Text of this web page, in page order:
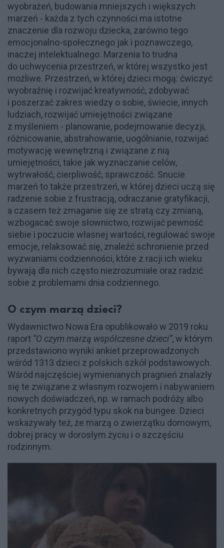
wyobrażeń, budowania mniejszych i większych
marzeń - każda z tych czynności ma istotne
znaczenie dla rozwoju dziecka, zarówno tego
emocjonalno-społecznego jak i poznawczego,
inaczej intelektualnego. Marzenia to trudna
do uchwycenia przestrzeń, w której wszystko jest
możliwe. Przestrzeń, w której dzieci mogą: ćwiczyć
wyobraźnię i rozwijać kreatywność, zdobywać
i poszerzać zakres wiedzy o sobie, świecie, innych
ludziach, rozwijać umiejętności związane
z myśleniem - planowanie, podejmowanie decyzji,
różnicowanie, abstrahowanie, uogólnianie, rozwijać
motywację wewnętrzną i związane z nią
umiejętności, takie jak wyznaczanie celów,
wytrwałość, cierpliwość, sprawczość. Snucie
marzeń to także przestrzeń, w której dzieci uczą się
radzenie sobie z frustracją, odraczanie gratyfikacji,
a czasem też zmaganie się ze stratą czy zmianą,
wzbogacać swoje słownictwo, rozwijać pewność
siebie i poczucie własnej wartości, regulować swoje
emocje, relaksować się, znaleźć schronienie przed
wyzwaniami codzienności, które z racji ich wieku
bywają dla nich często niezrozumiałe oraz radzić
sobie z problemami dnia codziennego.
O czym marzą dzieci?
Wydawnictwo Nowa Era opublikowało w 2019 roku
raport “O czym marzą współczesne dzieci”, w którym
przedstawiono wyniki ankiet przeprowadzonych
wśród 1313 dzieci z polskich szkół podstawowych.
Wśród najczęściej wymienianych pragnień znalazły
się te związane z własnym rozwojem i nabywaniem
nowych doświadczeń, np. w ramach podróży albo
konkretnych przygód typu skok na bungee. Dzieci
wskazywały też, że marzą o zwierzątku domowym,
dobrej pracy w dorosłym życiu i o szczęściu
rodzinnym.